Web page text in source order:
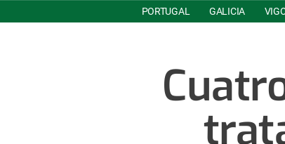
PORTUGAL GALICIA